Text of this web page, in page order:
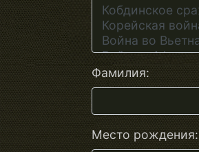
Фамилия:
Место рождения: